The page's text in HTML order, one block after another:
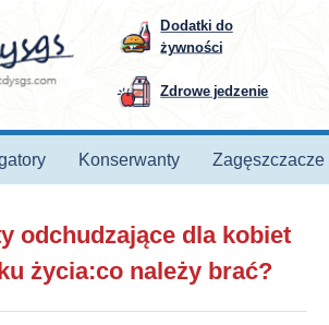
Dodatki do
żywności
Zdrowe jedzenie
Konserwanty Zagęszczacze
odchudzające dla kobiet
życia:co należy brać?